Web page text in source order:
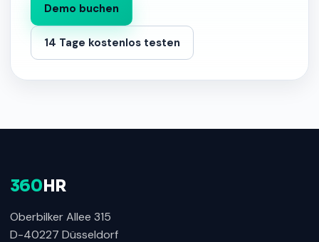
Demo buchen
14 Tage kostenlos testen
360 HR
Oberbilker Allee 315
D-40227 Düsseldorf